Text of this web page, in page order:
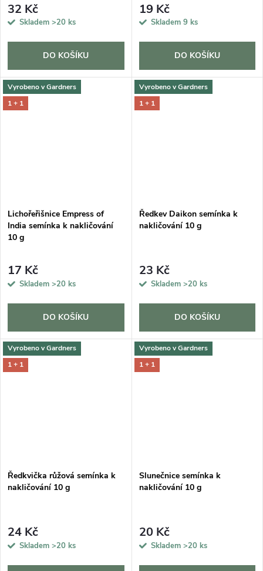
32 Kč
Skladem >20 ks
DO KOŠÍKU
19 Kč
Skladem 9 ks
DO KOŠÍKU
Vyrobeno v Gardners
1 + 1
Lichořeřišnice Empress of
India semínka k nakličování
10 g
17 Kč
Skladem >20 ks
DO KOŠÍKU
Vyrobeno v Gardners
1 + 1
Ředkev Daikon semínka k
nakličování 10 g
23 Kč
Skladem >20 ks
DO KOŠÍKU
Vyrobeno v Gardners
1 + 1
Ředkvička růžová semínka k
nakličování 10 g
24 Kč
Skladem >20 ks
Vyrobeno v Gardners
1 + 1
Slunečnice semínka k
nakličování 10 g
20 Kč
Skladem >20 ks